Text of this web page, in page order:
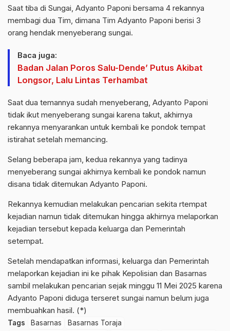
Saat tiba di Sungai, Adyanto Paponi bersama 4 rekannya
membagi dua Tim, dimana Tim Adyanto Paponi berisi 3
orang hendak menyeberang sungai.
Baca juga:
Badan Jalan Poros Salu-Dende’ Putus Akibat
Longsor, Lalu Lintas Terhambat
Saat dua temannya sudah menyeberang, Adyanto Paponi
tidak ikut menyeberang sungai karena takut, akhirnya
rekannya menyarankan untuk kembali ke pondok tempat
istirahat setelah memancing.
Selang beberapa jam, kedua rekannya yang tadinya
menyeberang sungai akhirnya kembali ke pondok namun
disana tidak ditemukan Adyanto Paponi.
Rekannya kemudian melakukan pencarian sekita rtempat
kejadian namun tidak ditemukan hingga akhirnya melaporkan
kejadian tersebut kepada keluarga dan Pemerintah
setempat.
Setelah mendapatkan informasi, keluarga dan Pemerintah
melaporkan kejadian ini ke pihak Kepolisian dan Basarnas
sambil melakukan pencarian sejak minggu 11 Mei 2025 karena
Adyanto Paponi diduga terseret sungai namun belum juga
membuahkan hasil. (*)
Tags Basarnas
Basarnas Toraja